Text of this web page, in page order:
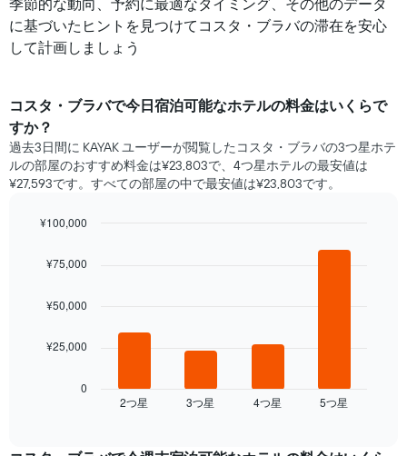
季節的な動向、予約に最適なタイミング、その他のデータ
に基づいたヒントを見つけてコスタ・ブラバの滞在を安心
して計画しましょう
コスタ・ブラバ​で​今日宿泊可能な​ホテル​の料金はいくらで
すか？
過去3日間に KAYAK ユーザーが閲覧したコスタ・ブラバの3つ星ホテ
ル​の部屋のおすすめ料金は¥23,803で、4つ星ホテルの最安値は
¥27,593です。すべての部屋の中で最安値は¥23,803​です。
with
bars.
2​つ星​ 3​つ星​ 4​つ星​ 5​つ星​
0
¥25,000
¥50,000
¥75,000
¥100,000